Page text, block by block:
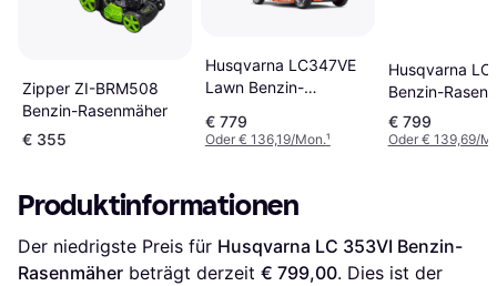
Zipper ZI-BRM508
Benzin-Rasenmäher
€ 355
Husqvarna LC347VE
Lawn Benzin-
€ 779
Oder € 136,19/Mon.¹
Husqvarna LC
Benzin-
€ 799
Oder € 139,69/
Produktinformationen
Der niedrigste Preis für Husqvarna LC 353VI Benzin-
Rasenmäher beträgt derzeit € 799,00. Dies ist der